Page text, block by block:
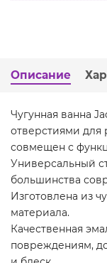
Описание
Чугунная ванна
отверстиями для
совмещен с
Универсальный
большинства
Изготовлена из
материала.
Качественная
повреждениям,